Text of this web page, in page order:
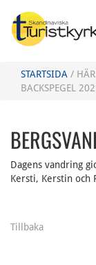
STARTSIDA /
BACKSPEGEL
Dagens vandring
Kersti, Kerstin och
Tillbaka